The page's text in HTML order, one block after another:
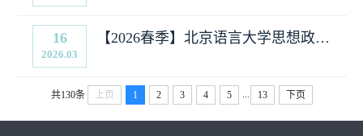
16
2026.03
【2026春季】北京语言大学思想政治
共130条 上页 1 2 3 4 5 13 下页